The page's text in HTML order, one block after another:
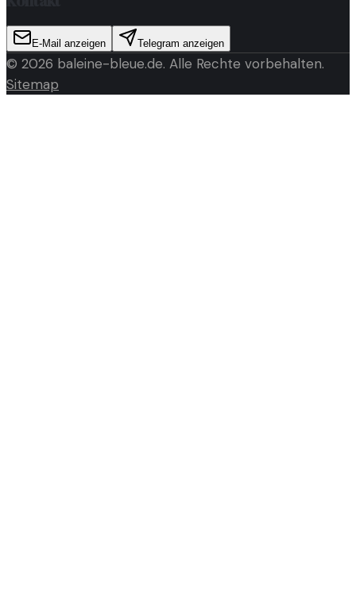
E-Mail anzeigen Telegram anzeigen
© 2026 baleine-bleue.de. Alle Rechte vorbehalten.
Sitemap